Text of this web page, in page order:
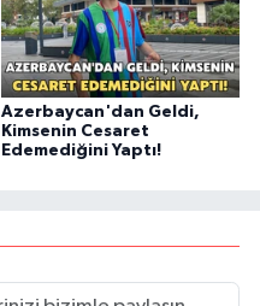
Azerbaycan'dan Geldi,
Kimsenin Cesaret
Edemediğini Yaptı!